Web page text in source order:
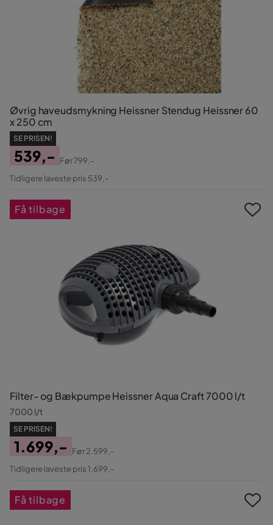
Øvrig haveudsmykning Heissner Stendug Heissner 60
x 250 cm
SE PRISEN!
Pris
539,-
Original
Før799,-
Tidligere laveste pris 539,-
Filter- og Bækpumpe Heissner Aqua Craft 7000 l/t
7000 l/t
SE PRISEN!
Pris
1.699,-
Original
Før2.599,-
Tidligere laveste pris 1.699,-
Få tilbage
Få tilbage